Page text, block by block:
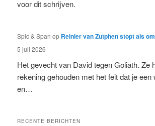
voor dit schrijven.
Spic & Span op Reinier van Zutphen stopt als
5 juli 2026
Het gevecht van David tegen Goliath. Ze
rekening gehouden met het feit dat je een
en…
RECENTE BERICHTEN